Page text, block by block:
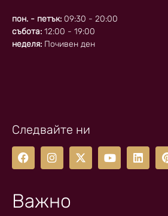
пон. - петък: 09:30 - 20:00
събота: 12:00 - 19:00
неделя: Почивен ден
Следвайте ни
Важно